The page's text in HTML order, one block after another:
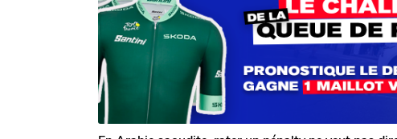
o
i
s
a
g
o
o
m
G
a
l
e
r
o
n
s
a
o